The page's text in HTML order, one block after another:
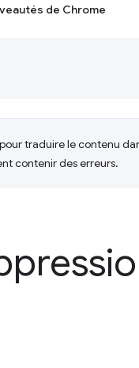
de Chrome
traduire le contenu
contenir des erreurs.